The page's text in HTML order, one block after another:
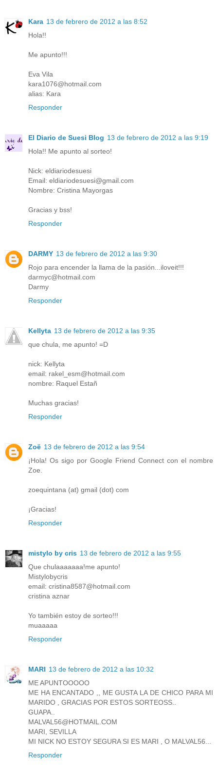
Kara 13 de febrero de 2012 a las 8:52
Hola!!
Me apunto!!!
Eva Vila
kara1076@hotmail.com
alias: Kara
Responder
El Diario de Suesi Blog 13 de febrero de 2012 a las 9:19
Hola!! Me apunto al sorteo!
Nick: eldiariodesuesi
Email: eldiariodesuesi@gmail.com
Nombre: Cristina Mayorgas
Gracias y bss!
Responder
DARMY 13 de febrero de 2012 a las 9:30
Rojo para encender la llama de la pasión...iloveit!!!
darmyc@hotmail.com
Darmy
Responder
Kellyta 13 de febrero de 2012 a las 9:35
que chula, me apunto! =D
nick: Kellyta
email: rakel_esm@hotmail.com
nombre: Raquel Estañ
Muchas gracias!
Responder
Zoë 13 de febrero de 2012 a las 9:54
¡Hola! Os sigo por Google Friend Connect con el nombre
Zoe.
zoequintana (at) gmail (dot) com
¡Gracias!
Responder
mistylo by cris 13 de febrero de 2012 a las 9:55
Que chulaaaaaaa!me apunto!
Mistylobycris
email: cristina8587@hotmail.com
cristina aznar
Yo también estoy de sorteo!!!
muaaaaa
Responder
MARI 13 de febrero de 2012 a las 10:32
ME APUNTOOOOO
ME HA ENCANTADO ,, ME GUSTA LA DE CHICO PARA MI
MARIDO , GRACIAS POR ESTOS SORTEOSS..
GUAPA..
MALVAL56@HOTMAIL.COM
MARI, SEVILLA
MI NICK NO ESTOY SEGURA SI ES MARI , O MALVAL56...
Responder